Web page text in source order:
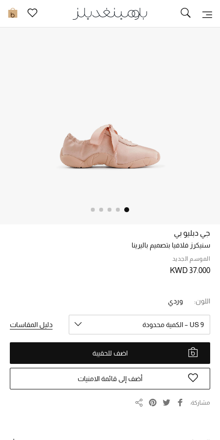
0 تخفيضات
خصم حتى 70%
تسوقوا الآن
ما وصلنا حديثاً
الموسم الجديد
النساء
جي دبليو بي
سنيكرز فلافيا بتصميم باليرينا
الموسم الجديد
KWD 37.000
اللون: وردي
US 9 – الكمية محدودة دليل المقاسات
اضف للحقيبة
أضف إلى قائمة الامنيات
مشاركة